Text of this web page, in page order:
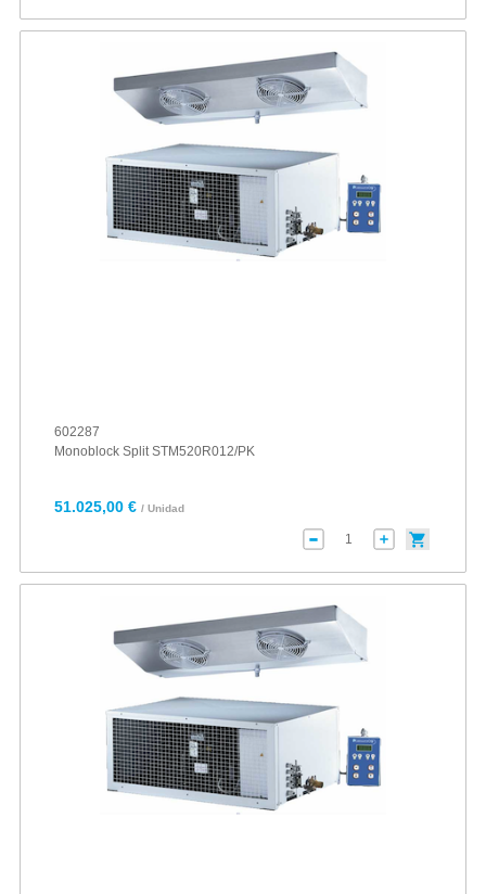
602287
Monoblock Split STM520R012/PK
51.025,00 € / Unidad